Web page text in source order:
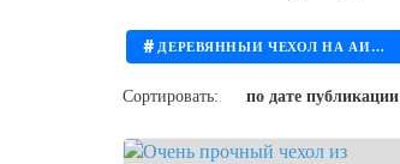
# ДЕРЕВЯННЫЙ ЧЕХОЛ НА АЙФОН
Сортировать: по дате публикации